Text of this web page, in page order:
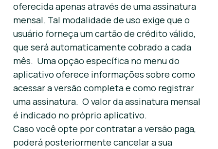
oferecida apenas através de uma assinatura
mensal. Tal modalidade de uso exige que o
usuário forneça um cartão de crédito válido,
que será automaticamente cobrado a cada
mês. Uma opção específica no menu do
aplicativo oferece informações sobre como
acessar a versão completa e como registrar
uma assinatura. O valor da assinatura mensal
é indicado no próprio aplicativo.
Caso você opte por contratar a versão paga,
poderá posteriormente cancelar a sua